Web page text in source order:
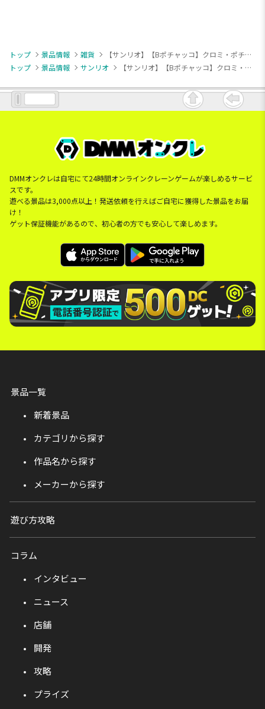
トップ 景品情報 雑貨
【サンリオ】【Bポチャッコ】クロミ・ポチャッコ BIGワイドTシャツ
トップ
景品情報 サンリオ 【サンリオ】【Bポチャッコ】クロミ・ポチャッコ BIGワイドTシャツ
DMMオンクレは自宅にて24時間オンラインクレーンゲームが楽しめるサービ
スです。
遊べる景品は3,000点以上！発送依頼を行えばご自宅に獲得した景品をお届
け！
ゲット保証機能があるので、初心者の方でも安心して楽しめます。
景品一覧
新着景品
カテゴリから探す
作品名から探す
メーカーから探す
遊び方攻略
コラム
インタビュー
ニュース
店舗
開発
攻略
プライズ